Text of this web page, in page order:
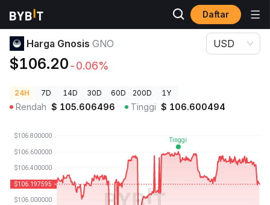
Daftar
Harga Kripto
Harga Gnosis GNO
$106.20-0.06%
USD
24H 7D 14D 30D 60D 200D 1Y
Rendah $ 105.606496 Tinggi $ 106.600494